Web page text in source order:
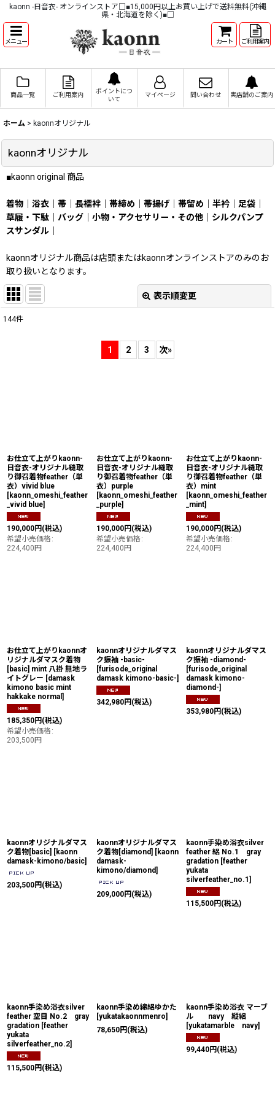
kaonn -日音衣- オンラインストア□■15,000円以上お買い上げで送料無料(沖縄
県・北海道を除く)■□
メニュー カート ご利用案内
商品一覧 ご利用案内
ポイントにつ
いて
マイページ 問い合わせ 実店舗のご案内
ホーム > kaonnオリジナル
kaonnオリジナル
■kaonn original 商品
着物 浴衣 帯 長襦袢 帯締め 帯揚げ 帯留め 半衿 足袋
草履・下駄
バッグ 小物・アクセサリー・その他
シルクパンプ
スサンダル
kaonnオリジナル商品は店頭またはkaonnオンラインストアのみのお
取り扱いとなります。
表示順変更
144件
1 2 3 次»
お仕立て上がりkaonn-
日音衣-オリジナル縫取
り御召着物feather（単
衣）vivid blue
[kaonn_omeshi_feather
_vivid blue]
190,000円 (税込)
希望小売価格 :
224,400円
お仕立て上がりkaonn-
日音衣-オリジナル縫取
り御召着物feather（単
衣）purple
[kaonn_omeshi_feather
_purple]
190,000円 (税込)
希望小売価格 :
224,400円
お仕立て上がりkaonn-
日音衣-オリジナル縫取
り御召着物feather（単
衣）mint
[kaonn_omeshi_feather
_mint]
190,000円 (税込)
希望小売価格 :
224,400円
お仕立て上がりkaonnオ
リジナルダマスク着物
[basic] mint 八掛 無地ラ
イトグレー [damask
kimono basic mint
hakkake normal ]
185,350円 (税込)
希望小売価格 :
203,500円
kaonnオリジナルダマス
ク振袖 -basic-
[furisode_original
damask kimono-basic-]
342,980円 (税込)
kaonnオリジナルダマス
ク振袖 -diamond-
[furisode_original
damask kimono-
diamond-]
353,980円 (税込)
kaonnオリジナルダマス
ク着物[basic] [kaonn
damask-kimono/basic]
203,500円 (税込)
kaonnオリジナルダマス
ク着物[diamond] [kaonn
damask-
kimono/diamond]
209,000円 (税込)
kaonn手染め浴衣silver
feather 絽 No.1 gray
gradation [feather
yukata
silverfeather_no.1]
115,500円 (税込)
kaonn手染め浴衣silver
feather 空目 No.2 gray
gradation [feather
yukata
silverfeather_no.2]
115,500円 (税込)
kaonn手染め綿絽ゆかた
[yukatakaonnmenro]
78,650円 (税込)
kaonn手染め浴衣 マーブ
ル navy 縦絽
[yukatamarble navy]
99,440円 (税込)